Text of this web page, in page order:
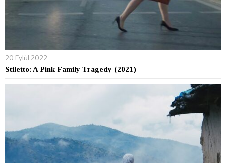
20 Eylül 2022
Stiletto: A Pink Family Tragedy (2021)